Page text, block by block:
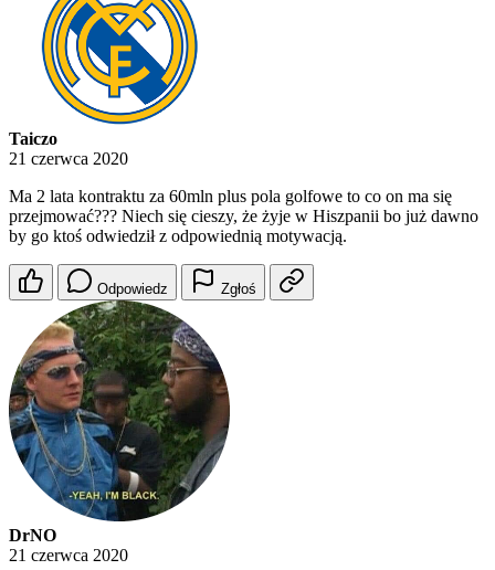
Taiczo
21 czerwca 2020
Ma 2 lata kontraktu za 60mln plus pola golfowe to co on ma się
przejmować??? Niech się cieszy, że żyje w Hiszpanii bo już dawno
by go ktoś odwiedził z odpowiednią motywacją.
Odpowiedz Zgłoś
DrNO
21 czerwca 2020